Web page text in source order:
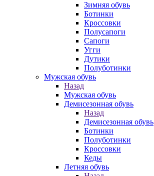
Зимняя обувь
Ботинки
Кроссовки
Полусапоги
Сапоги
Угги
Дутики
Полуботинки
Мужская обувь
Назад
Мужская обувь
Демисезонная обувь
Назад
Демисезонная обувь
Ботинки
Полуботинки
Кроссовки
Кеды
Летняя обувь